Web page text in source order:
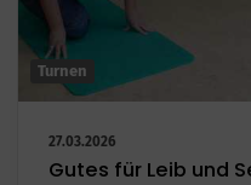
Turnen
27.03.2026
Gutes für Leib und